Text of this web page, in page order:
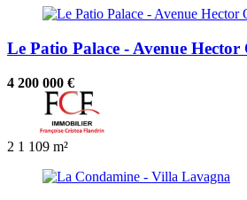
Le Patio Palace - Avenue Hector
4 200 000 €
2 1 109 m²